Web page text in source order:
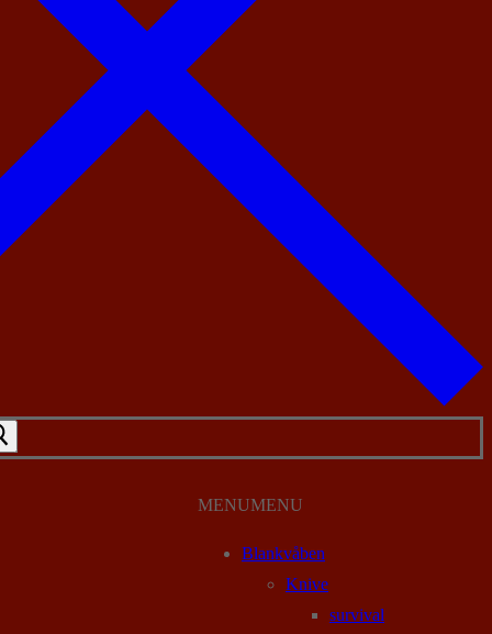
MENUMENU
Blankvåben
Knive
survival